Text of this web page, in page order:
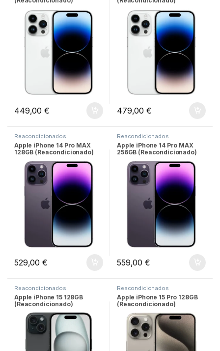
449,00€ 479,00€
Reacondicionados
Apple iPhone 14 Pro MAX
128GB (Reacondicionado)
529,00€
Reacondicionados
Apple iPhone 14 Pro MAX
256GB (Reacondicionado)
559,00€
Reacondicionados
Apple iPhone 15 128GB
(Reacondicionado)
Reacondicionados
Apple iPhone 15 Pro 128GB
(Reacondicionado)